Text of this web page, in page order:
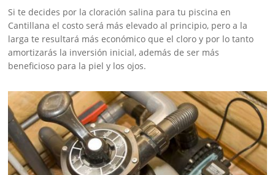
Si te decides por la cloración salina para tu piscina en
Cantillana el costo será más elevado al principio, pero a la
larga te resultará más económico que el cloro y por lo tanto
amortizarás la inversión inicial, además de ser más
beneficioso para la piel y los ojos.